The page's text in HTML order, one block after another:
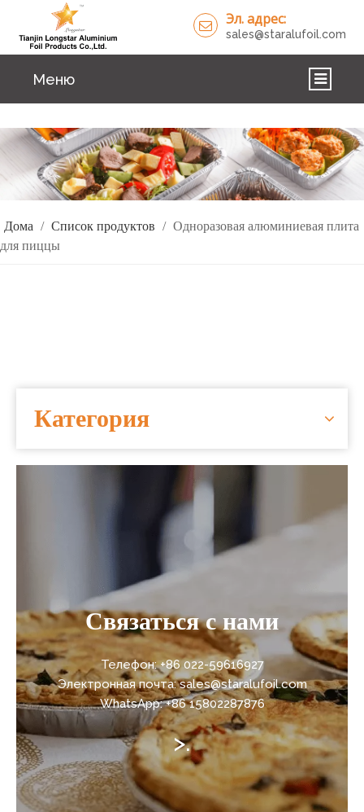
Эл. адрес:
sales@staralufoil.com
Меню
ПРОДУКТЫ
О НАС
РЕШЕНИЯ
Дома / Список продуктов / Одноразовая алюминиевая плита
для пиццы
Категория
Связаться с нами
Телефон: +86 022-59616927
Электронная почта: sales@staralufoil.com
WhatsApp: +86 15802287876
>.